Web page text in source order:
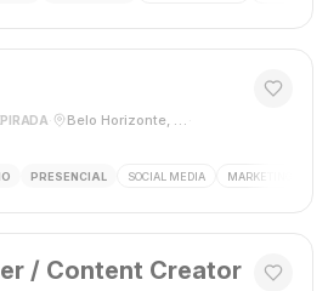
Belo Horizonte, Brasil
PRESENCIAL SOCIAL MEDIA MARKETING
/ Content Creator